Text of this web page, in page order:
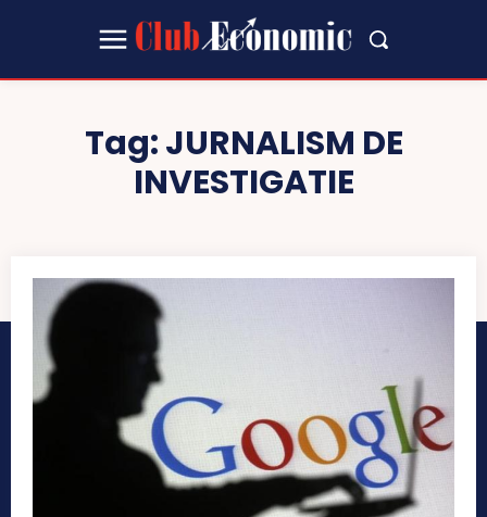
Tag:JURNALISM DE
INVESTIGATIE